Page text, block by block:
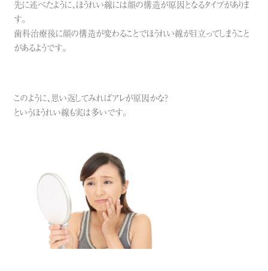
先に述べたように、ほうれい線には顔の構造が原因となるタイプがありま
す。
歯科治療後に顔の構造が変わることでほうれい線が目立ってしまうこと
があるようです。
このように、思い返してみればアレが原因かな？
というほうれい線も実は多いです。